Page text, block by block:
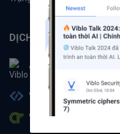
DỊCH VỤ
Viblo
Viblo Code
Viblo CTF